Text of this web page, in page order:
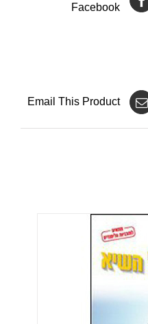
Facebook
Email This Product